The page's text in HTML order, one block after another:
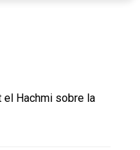
el Hachmi sobre la